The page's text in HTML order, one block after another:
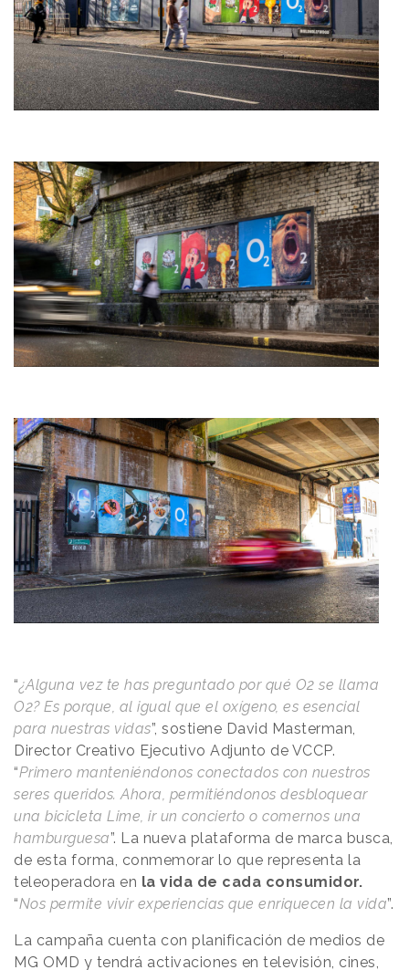
“¿Alguna vez te has preguntado por qué O2 se llama
O2? Es porque, al igual que el oxígeno, es esencial
para nuestras vidas”, sostiene David Masterman,
Director Creativo Ejecutivo Adjunto de VCCP.
“Primero manteniéndonos conectados con nuestros
seres queridos. Ahora, permitiéndonos desbloquear
una bicicleta Lime, ir un concierto o comernos una
hamburguesa”. La nueva plataforma de marca busca,
de esta forma, conmemorar lo que representa la
teleoperadora en la vida de cada consumidor.
“Nos permite vivir experiencias que enriquecen la vida”.
La campaña cuenta con planificación de medios de
MG OMD y tendrá activaciones en televisión, cines,